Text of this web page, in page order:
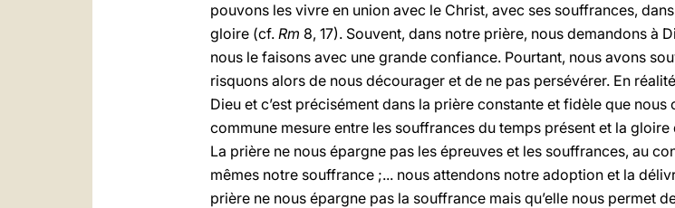
pouvons les vivre en union avec le Christ, avec ses souffrances,
gloire (cf. Rm 8, 17). Souvent, dans notre prière, nous demandons à
nous le faisons avec une grande confiance. Pourtant, nous avons
risquons alors de nous décourager et de ne pas persévérer. En
Dieu et c’est précisément dans la prière constante et fidèle que nous
commune mesure entre les souffrances du temps présent et la
La prière ne nous épargne pas les épreuves et les souffrances, au
mêmes notre souffrance ;... nous attendons notre adoption et la
prière ne nous épargne pas la souffrance mais qu’elle nous permet